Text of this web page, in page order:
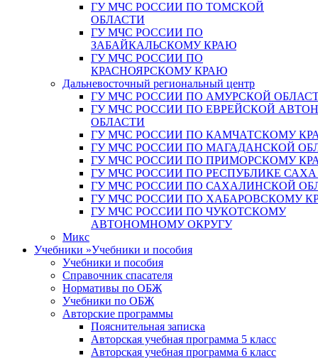
ГУ МЧС РОССИИ ПО ТОМСКОЙ
ОБЛАСТИ
ГУ МЧС РОССИИ ПО
ЗАБАЙКАЛЬСКОМУ КРАЮ
ГУ МЧС РОССИИ ПО
КРАСНОЯРСКОМУ КРАЮ
Дальневосточный региональный центр
ГУ МЧС РОССИИ ПО АМУРСКОЙ
ГУ МЧС РОССИИ ПО ЕВРЕЙСКОЙ
ОБЛАСТИ
ГУ МЧС РОССИИ ПО КАМЧАТСКОМУ
ГУ МЧС РОССИИ ПО МАГАДАНСКОЙ
ГУ МЧС РОССИИ ПО ПРИМОРСКОМУ
ГУ МЧС РОССИИ ПО РЕСПУБЛИКЕ
ГУ МЧС РОССИИ ПО САХАЛИНСКОЙ
ГУ МЧС РОССИИ ПО ХАБАРОВСКОМУ
ГУ МЧС РОССИИ ПО ЧУКОТСКОМУ
АВТОНОМНОМУ ОКРУГУ
Микс
Учебники »Учебники и пособия
Учебники и пособия
Справочник спасателя
Нормативы по ОБЖ
Учебники по ОБЖ
Авторские программы
Пояснительная записка
Авторская учебная программа 5 класс
Авторская учебная программа 6 класс